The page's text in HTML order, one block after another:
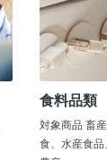
食料品類
対象商品 畜
食、水産食品